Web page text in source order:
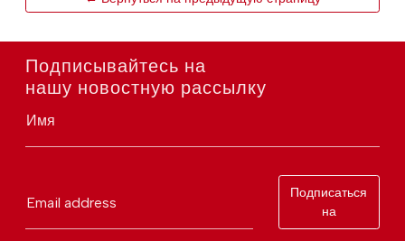
Подписывайтесь на
нашу новостную рассылку
Имя
Email address
Подписаться
на